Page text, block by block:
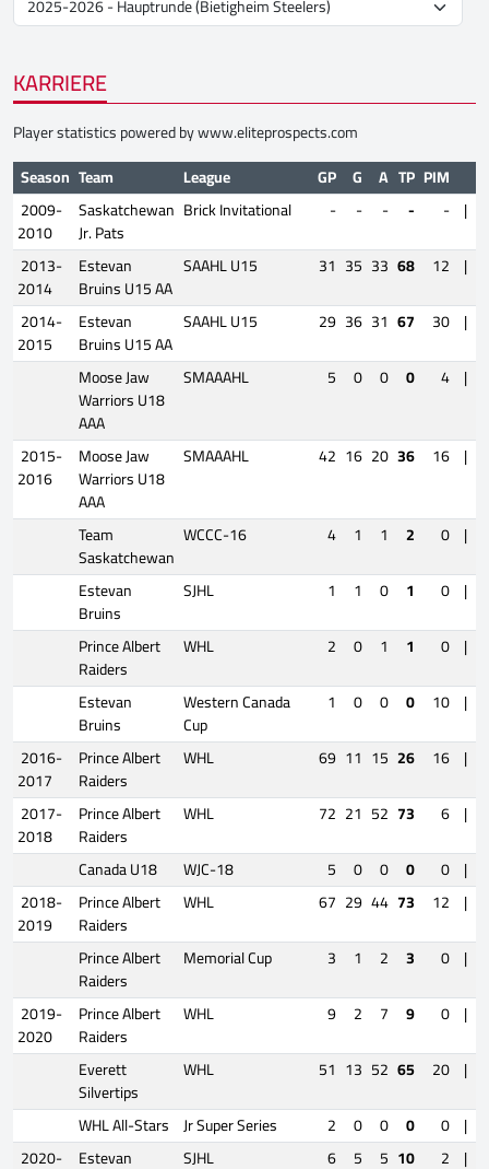
KARRIERE
Player statistics powered bywww.eliteprospects.com
Season Team League GP G A TP PIM
2009-
2010
Saskatchewan
Jr. Pats
Brick Invitational - - - - - |
2013-
2014
Estevan
Bruins U15 AA
SAAHL U15 31 35 33 68 12 |
2014-
2015
Estevan
Bruins U15 AA
SAAHL U15 29 36 31 67 30 |
Moose Jaw
Warriors U18
AAA
SMAAAHL 5 0 0 0 4 |
2015-
2016
Moose Jaw
Warriors U18
AAA
SMAAAHL 42 16 20 36 16 |
Team
Saskatchewan
WCCC-16 4 1 1 2 0 |
Estevan
Bruins
SJHL 1 1 0 1 0 |
Prince Albert
Raiders
WHL 2 0 1 1 0 |
Estevan
Bruins
Western Canada
Cup
1 0 0 0 10 |
2016-
2017
Prince Albert
Raiders
WHL 69 11 15 26 16 |
2017-
2018
Prince Albert
Raiders
WHL 72 21 52 73 6 |
Canada U18
WJC-18 5 0 0 0 0 |
2018-
2019
Prince Albert
Raiders
WHL 67 29 44 73 12 |
Prince Albert
Raiders
Memorial Cup 3 1 2 3 0 |
2019-
2020
Prince Albert
Raiders
WHL 9 2 7 9 0 |
Everett
Silvertips
WHL 51 13 52 65 20 |
WHL All-Stars Jr Super Series 2 0 0 0 0 |
2020-
Estevan
SJHL 6 5 5 10 2 |